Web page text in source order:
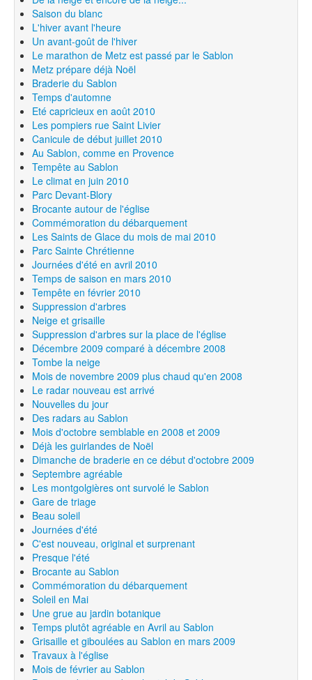
Saison du blanc
L'hiver avant l'heure
Un avant-goût de l'hiver
Le marathon de Metz est passé par le Sablon
Metz prépare déjà Noël
Braderie du Sablon
Temps d'automne
Eté capricieux en août 2010
Les pompiers rue Saint Livier
Canicule de début juillet 2010
Au Sablon, comme en Provence
Tempête au Sablon
Le climat en juin 2010
Parc Devant-Blory
Brocante autour de l'église
Commémoration du débarquement
Les Saints de Glace du mois de mai 2010
Parc Sainte Chrétienne
Journées d'été en avril 2010
Temps de saison en mars 2010
Tempête en février 2010
Suppression d'arbres
Neige et grisaille
Suppression d'arbres sur la place de l'église
Décembre 2009 comparé à décembre 2008
Tombe la neige
Mois de novembre 2009 plus chaud qu'en 2008
Le radar nouveau est arrivé
Nouvelles du jour
Des radars au Sablon
Mois d'octobre semblable en 2008 et 2009
Déjà les guirlandes de Noël
Dimanche de braderie en ce début d'octobre 2009
Septembre agréable
Les montgolgières ont survolé le Sablon
Gare de triage
Beau soleil
Journées d'été
C'est nouveau, original et surprenant
Presque l'été
Brocante au Sablon
Commémoration du débarquement
Soleil en Mai
Une grue au jardin botanique
Temps plutôt agréable en Avril au Sablon
Grisaille et giboulées au Sablon en mars 2009
Travaux à l'église
Mois de février au Sablon